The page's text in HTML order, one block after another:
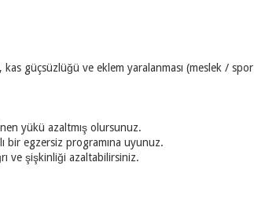
güçsüzlüğü ve eklem yaralanması (meslek / spor
yükü azaltmış olursunuz.
bir egzersiz programına uyunuz.
ve şişkinliği azaltabilirsiniz.